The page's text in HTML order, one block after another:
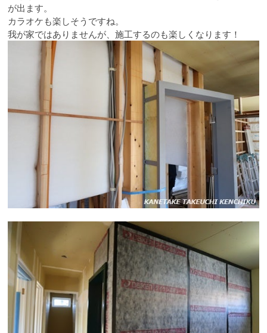
が出ます。
カラオケも楽しそうですね。
我が家ではありませんが、施工するのも楽しくなります！